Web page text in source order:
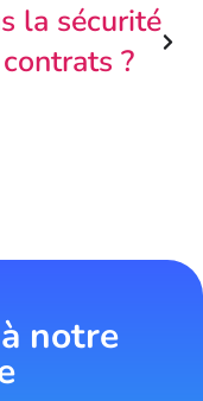
la sécurité
?
notre